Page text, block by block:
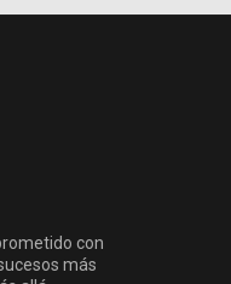
con
más